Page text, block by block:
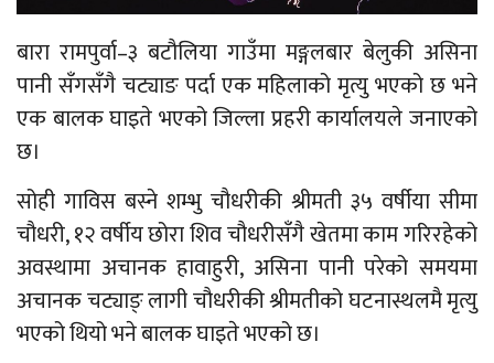
बारा रामपुर्वा–३ बटौलिया गाउँमा मङ्गलबार बेलुकी असिना
पानी सँगसँगै चट्याङ पर्दा एक महिलाको मृत्यु भएको छ भने
एक बालक घाइते भएको जिल्ला प्रहरी कार्यालयले जनाएको
छ।
सोही गाविस बस्ने शम्भु चौधरीकी श्रीमती ३५ वर्षीया सीमा
चौधरी, १२ वर्षीय छोरा शिव चौधरीसँगै खेतमा काम गरिरहेको
अवस्थामा अचानक हावाहुरी, असिना पानी परेको समयमा
अचानक चट्याङ् लागी चौधरीकी श्रीमतीको घटनास्थलमै मृत्यु
भएको थियो भने बालक घाइते भएको छ।